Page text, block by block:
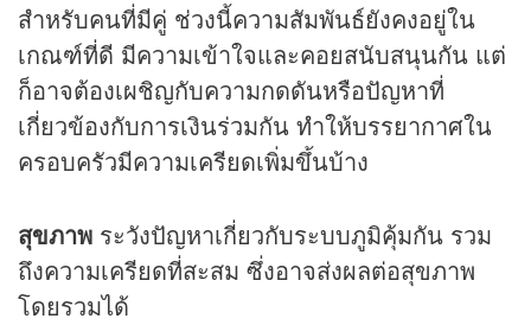
สำหรับคนที่มีคู่ ช่วงนี้ความสัมพันธ์ยังคงอยู่ใน
เกณฑ์ที่ดี มีความเข้าใจและคอยสนับสนุนกัน แต่
ก็อาจต้องเผชิญกับความกดดันหรือปัญหาที่
เกี่ยวข้องกับการเงินร่วมกัน ทำให้บรรยากาศใน
ครอบครัวมีความเครียดเพิ่มขึ้นบ้าง
สุขภาพ ระวังปัญหาเกี่ยวกับระบบภูมิคุ้มกัน รวม
ถึงความเครียดที่สะสม ซึ่งอาจส่งผลต่อสุขภาพ
โดยรวมได้